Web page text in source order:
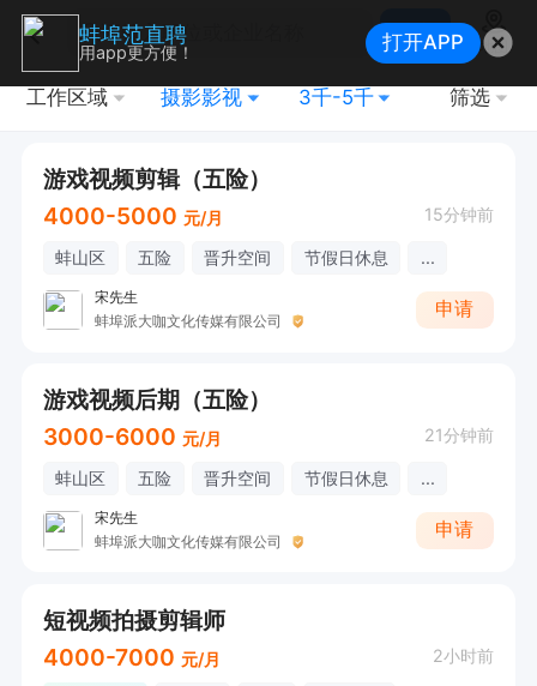
搜索
地图
工作区域 摄影影视 3千-5千 筛选
游戏视频剪辑（五险）
4000-5000 元/月 15分钟前
蚌山区 五险 晋升空间 节假日休息 ...
宋先生
蚌埠派大咖文化传媒有限公司
申请
游戏视频后期（五险）
3000-6000 元/月 21分钟前
蚌山区 五险 晋升空间 节假日休息 ...
宋先生
蚌埠派大咖文化传媒有限公司
申请
短视频拍摄剪辑师
4000-7000 元/月 2小时前
蚌埠范直聘
用app更方便！ 打开APP